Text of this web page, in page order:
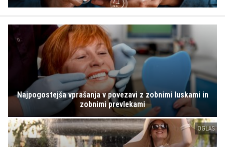
Najpogostejša vprašanja v povezavi z zobnimi luskami in
zobnimi prevlekami
OGLAS